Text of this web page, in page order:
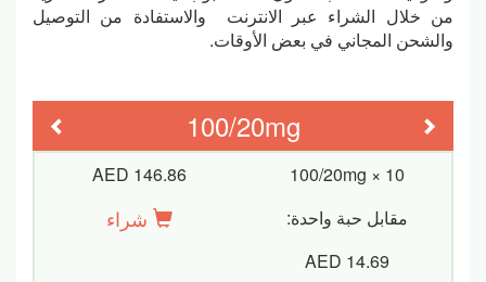
من خلال الشراء عبر الانترنت والاستفادة من التوصيل
والشحن المجاني في بعض الأوقات.
100/20mg
AED 146.86 100/20mg × 10
شراء
مقابل حبة واحدة:
AED 14.69